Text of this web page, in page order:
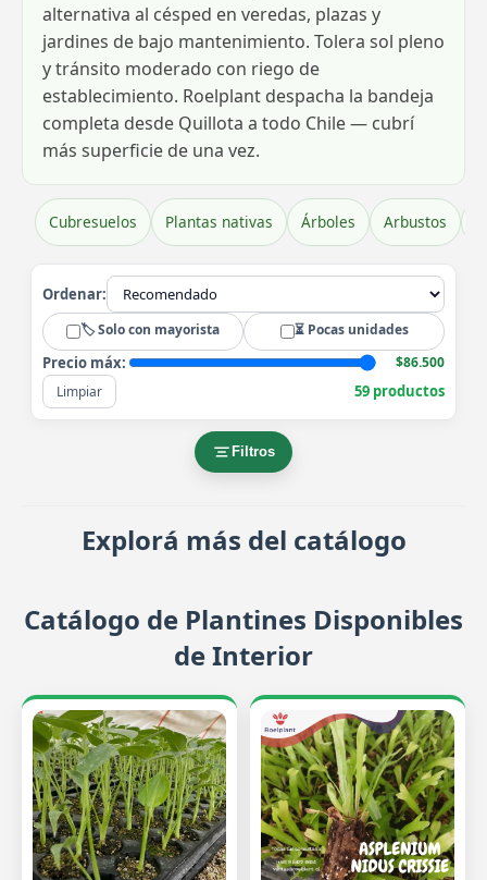
alternativa al césped en veredas, plazas y
jardines de bajo mantenimiento. Tolera sol pleno
y tránsito moderado con riego de
establecimiento. Roelplant despacha la bandeja
completa desde Quillota a todo Chile — cubrí
más superficie de una vez.
Cubresuelos Plantas nativas Árboles Arbustos
Ordenar:
🏷️ Solo con mayorista ⏳ Pocas unidades
Precio máx:
$86.500
Limpiar
59 productos
Filtros
Explorá más del catálogo
Catálogo de Plantines Disponibles
de Interior